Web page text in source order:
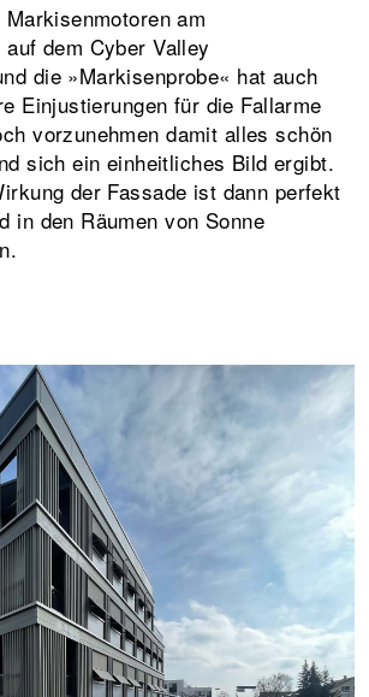
am
dem Cyber Valley
die »Markisenprobe« hat auch
Einjustierungen für die Fallarme
vorzunehmen damit alles schön
sich ein einheitliches Bild ergibt.
der Fassade ist dann perfekt
in den Räumen von Sonne